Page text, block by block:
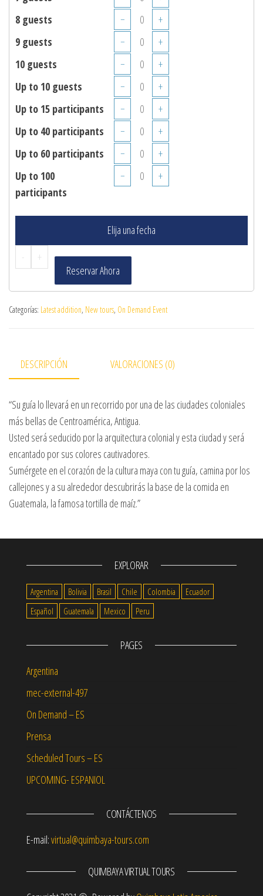
8 guests
−
+
9 guests
−
+
10 guests
−
+
Up to 10 guests
−
+
Up to 15 participants
−
+
Up to 40 participants
−
+
Up to 60 participants
−
+
Up to 100
participants
− +
Elija una fecha
-
+
Reservar Ahora
Categorías: Latest addition, New tours, On Demand Event
DESCRIPCIÓN VALORACIONES (0)
“Su guía lo llevará en un recorrido por una de las ciudades coloniales
más bellas de Centroamérica, Antigua.
Usted será seducido por la arquitectura colonial y esta ciudad y será
encantado por sus colores cautivadores.
Sumérgete en el corazón de la cultura maya con tu guía, camina por los
callejones y a su alrededor descubrirás la base de la comida en
Guatemala, la famosa tortilla de maíz.”
EXPLORAR
Argentina Bolivia Brasil Chile Colombia
Ecuador
Español
Guatemala Mexico Peru
PAGES
Argentina
mec-external-497
On Demand – ES
Prensa
Scheduled Tours – ES
UPCOMING- ESPANIOL
CONTÁCTENOS
E-mail:virtual@quimbaya-tours.com
QUIMBAYA VIRTUAL TOURS